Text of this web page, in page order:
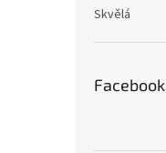
Skvělá
Facebook